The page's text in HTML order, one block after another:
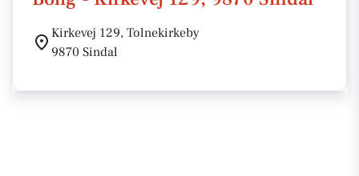
Kirkevej 129, Tolnekirkeby
9870 Sindal